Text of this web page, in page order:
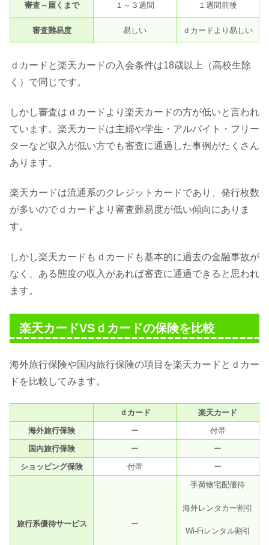
審査～届くまで １～３週間 １週間前後
審査難易度 易しい ｄカードより易しい
ｄカードと楽天カードの入会条件は18歳以上（高校生除
く）で同じです。
しかし審査はｄカードより楽天カードの方が低いと言われ
ています。楽天カードは主婦や学生・アルバイト・フリー
ターなど収入が低い方でも審査に通過した事例がたくさん
あります。
楽天カードは流通系のクレジットカードであり、発行枚数
が多いのでｄカードより審査難易度が低い傾向にありま
す。
しかし楽天カードもｄカードも基本的に過去の金融事故が
なく、ある態度の収入があれば審査に通過できると思われ
ます。
楽天カードVSｄカードの保険を比較
海外旅行保険や国内旅行保険の項目を楽天カードとｄカー
ドを比較してみます。
ｄカード
楽天カード
海外旅行保険
ー
付帯
国内旅行保険
ー
ー
ショッピング保険
付帯 ー
旅行系優待サービス ー
手荷物宅配優待
海外レンタカー割引
Wi-Fiレンタル割引